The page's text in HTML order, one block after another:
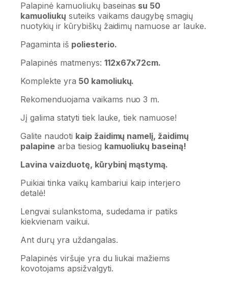
Palapinė kamuoliukų baseinas su 50
kamuoliukų suteiks vaikams daugybę smagių
nuotykių ir kūrybiškų žaidimų namuose ar lauke.
Pagaminta iš poliesterio.
Palapinės matmenys: 112x67x72cm.
Komplekte yra 50 kamoliukų.
Rekomenduojama vaikams nuo 3 m.
Jį galima statyti tiek lauke, tiek namuose!
Galite naudoti kaip žaidimų namelį, žaidimų
palapinearba tiesiog kamuoliukų baseiną!
Lavina vaizduotę, kūrybinį mąstymą.
Puikiai tinka vaikų kambariui kaip interjero
detalė!
Lengvai sulankstoma, sudedama ir patiks
kiekvienam vaikui.
Ant durų yra uždangalas.
Palapinės viršuje yra du liukai mažiems
kovotojams apsižvalgyti.